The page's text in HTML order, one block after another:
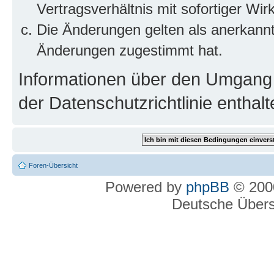
Vertragsverhältnis mit sofortiger
Die Änderungen gelten als
Änderungen zugestimmt hat.
Informationen über den
der Datenschutzrichtlinie
Foren-Übersicht
Powered by phpBB ©
Deutsche